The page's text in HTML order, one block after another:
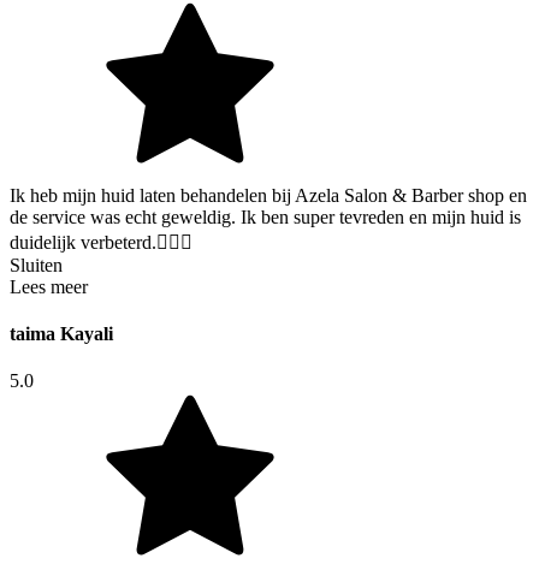
Ik heb mijn huid laten behandelen bij Azela Salon & Barber shop en
de service was echt geweldig. Ik ben super tevreden en mijn huid is
duidelijk verbeterd.👍🏼😍
Sluiten
Lees meer
taima Kayali
5.0